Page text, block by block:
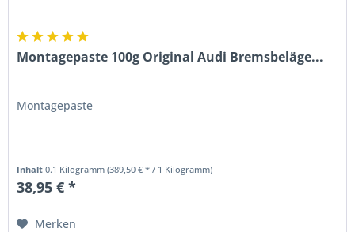
Montagepaste 100g Original Audi Bremsbeläge...
Montagepaste
Inhalt0.1 Kilogramm(389,50 € * / 1 Kilogramm)
38,95 € *
Merken